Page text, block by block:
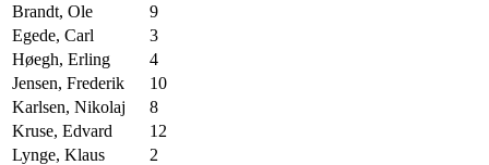
Brandt, Ole
9
Egede, Carl
3
Høegh, Erling
4
Jensen, Frederik
10
Karlsen, Nikolaj
8
Kruse, Edvard
12
Lynge, Klaus
2